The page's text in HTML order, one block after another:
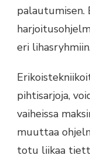
palautumisen.
eri
pihtisarjoja,
vaiheissa
muuttaa
totu liikaa